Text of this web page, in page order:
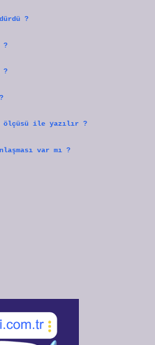
?
?
?
ölçüsü ile yazılır ?
var mı ?